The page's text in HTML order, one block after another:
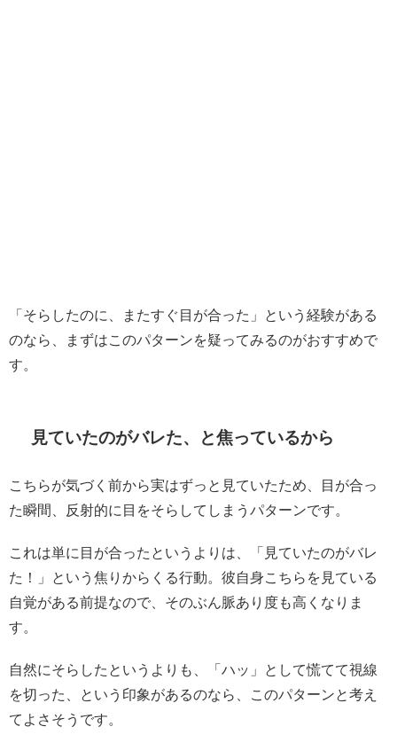
「そらしたのに、またすぐ目が合った」という経験がある
のなら、まずはこのパターンを疑ってみるのがおすすめで
す。
見ていたのがバレた、と焦っているから
こちらが気づく前から実はずっと見ていたため、目が合っ
た瞬間、反射的に目をそらしてしまうパターンです。
これは単に目が合ったというよりは、「見ていたのがバレ
た！」という焦りからくる行動。彼自身こちらを見ている
自覚がある前提なので、そのぶん脈あり度も高くなりま
す。
自然にそらしたというよりも、「ハッ」として慌てて視線
を切った、という印象があるのなら、このパターンと考え
てよさそうです。